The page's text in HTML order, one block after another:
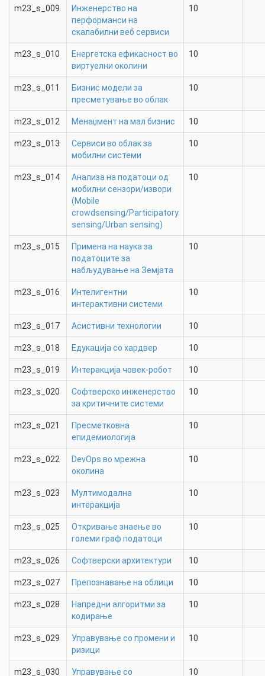
m23_s_009
Инженерство на
перформанси на
скалабилни веб сервиси
10
m23_s_010
Енергетска ефикасност во
виртуелни околини
10
m23_s_011
Бизнис модели за
пресметување во облак
10
m23_s_012 Менаџмент на мал бизнис 10
m23_s_013
Сервиси во облак за
мобилни системи
10
m23_s_014
Анализа на податоци од
мобилни сензори/извори
(Mobile
crowdsensing/Participatory
sensing/Urban sensing)
10
m23_s_015
Примена на наука за
податоците за
набљудување на Земјата
10
m23_s_016
Интелигентни
интерактивни системи
10
m23_s_017 Асистивни технологии 10
m23_s_018 Едукација со хардвер 10
m23_s_019 Интеракција човек-робот 10
m23_s_020
Софтверско инженерство
за критичните системи
10
m23_s_021
Пресметковна
епидемиологија
10
m23_s_022
DevOps во мрежна
околина
10
m23_s_023
Мултимодална
интеракција
10
m23_s_025
Откривање знаење во
големи граф податоци
10
m23_s_026 Софтверски архитектури 10
m23_s_027 Препознавање на облици 10
m23_s_028
Напредни алгоритми за
кодирање
10
m23_s_029
Управување со промени и
ризици
10
m23_s_030 Управување со 10